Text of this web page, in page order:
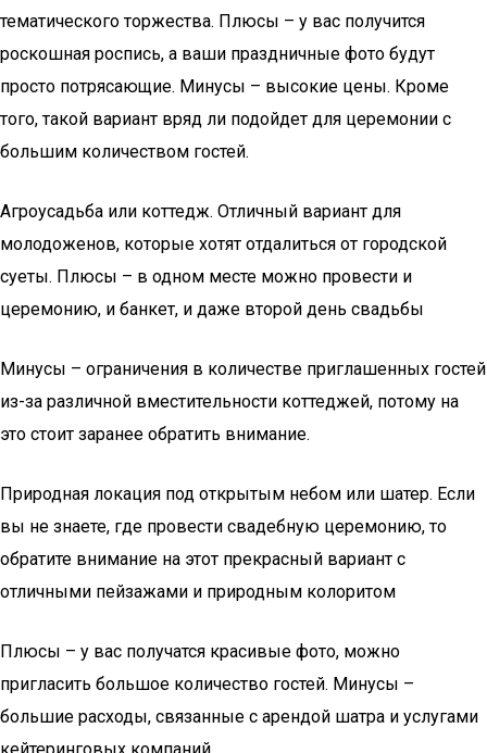
тематического торжества. Плюсы – у вас получится
роскошная роспись, а ваши праздничные фото будут
просто потрясающие. Минусы – высокие цены. Кроме
того, такой вариант вряд ли подойдет для церемонии с
большим количеством гостей.
Агроусадьба или коттедж. Отличный вариант для
молодоженов, которые хотят отдалиться от городской
суеты. Плюсы – в одном месте можно провести и
церемонию, и банкет, и даже второй день свадьбы
Минусы – ограничения в количестве приглашенных гостей
из-за различной вместительности коттеджей, потому на
это стоит заранее обратить внимание.
Природная локация под открытым небом или шатер. Если
вы не знаете, где провести свадебную церемонию, то
обратите внимание на этот прекрасный вариант с
отличными пейзажами и природным колоритом
Плюсы – у вас получатся красивые фото, можно
пригласить большое количество гостей. Минусы –
большие расходы, связанные с арендой шатра и услугами